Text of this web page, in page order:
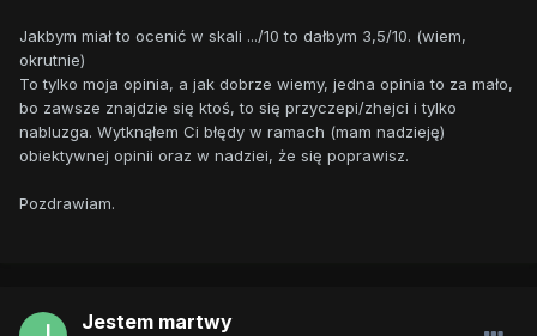
Jakbym miał to ocenić w skali .../10 to dałbym 3,5/10. (wiem,
okrutnie)
To tylko moja opinia, a jak dobrze wiemy, jedna opinia to za mało,
bo zawsze znajdzie się ktoś, to się przyczepi/zhejci i tylko
nabluzga. Wytknąłem Ci błędy w ramach (mam nadzieję)
obiektywnej opinii oraz w nadziei, że się poprawisz.
Pozdrawiam.
Jestem martwy